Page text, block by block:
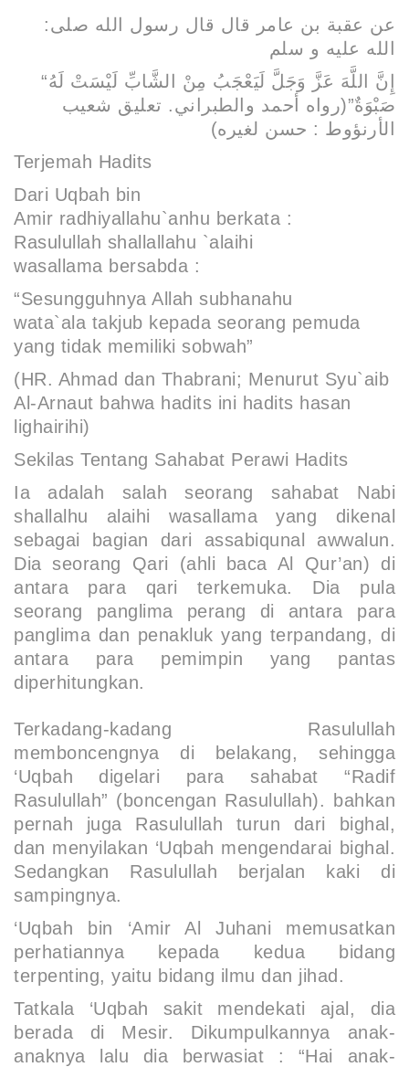
:عن عقبة بن عامر قال قال رسول الله صلى
الله عليه و سلم
“إِنَّ اللَّهَ عَزَّ وَجَلَّ لَيَعْجَبُ مِنْ الشَّابِّ لَيْسَتْ لَهُ
صَبْوَةٌ”(رواه أحمد والطبراني. تعليق شعيب
الأرنؤوط : حسن لغيره)
Terjemah Hadits
Dari Uqbah bin
Amir radhiyallahu`anhu berkata :
Rasulullah shallallahu `alaihi
wasallama bersabda :
“Sesungguhnya Allah subhanahu
wata`ala takjub kepada seorang pemuda
yang tidak memiliki sobwah”
(HR. Ahmad dan Thabrani; Menurut Syu`aib
Al-Arnaut bahwa hadits ini hadits hasan
lighairihi)
Sekilas Tentang Sahabat Perawi Hadits
Ia adalah salah seorang sahabat Nabi
shallalhu alaihi wasallama yang dikenal
sebagai bagian dari assabiqunal awwalun.
Dia seorang Qari (ahli baca Al Qur’an) di
antara para qari terkemuka. Dia pula
seorang panglima perang di antara para
panglima dan penakluk yang terpandang, di
antara para pemimpin yang pantas
diperhitungkan.
Terkadang-kadang Rasulullah
memboncengnya di belakang, sehingga
‘Uqbah digelari para sahabat “Radif
Rasulullah” (boncengan Rasulullah). bahkan
pernah juga Rasulullah turun dari bighal,
dan menyilakan ‘Uqbah mengendarai bighal.
Sedangkan Rasulullah berjalan kaki di
sampingnya.
‘Uqbah bin ‘Amir Al Juhani memusatkan
perhatiannya kepada kedua bidang
terpenting, yaitu bidang ilmu dan jihad.
Tatkala ‘Uqbah sakit mendekati ajal, dia
berada di Mesir. Dikumpulkannya anak-
anaknya lalu dia berwasiat : “Hai anak-